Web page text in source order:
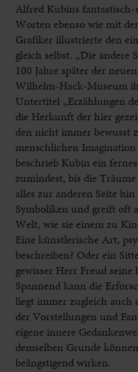
Alfred Kubins
Worten ebenso wie mit
Grafiker illustrierte den
gleich selbst. „Die andere
100 Jahre später der
Wilhelm-Hack-Museum
Untertitel „Erzählungen
die Herkunft der hier
den nicht immer bewusst
menschlichen
beschrieb Kubin ein
zumindest, bis die
alles zur anderen Seite
Symboliken und greift oft
Welt, wie sie einem zu
Eine künstlerische Art,
beschreiben? Oder ein
gewisser Herr Freud seine
Spannend kann die
liegt immer zugleich auch
der Vorstellungen und
eigene innere
demselben Grunde
beängstigend wirken.